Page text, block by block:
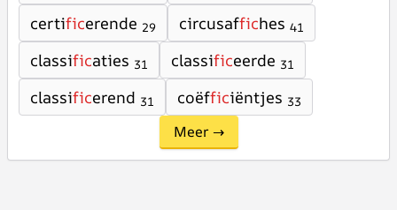
certificerende 29 circusaffiches 41
classificaties 31 classificeerde 31
classificerend 31 coëfficiëntjes 33
Meer →